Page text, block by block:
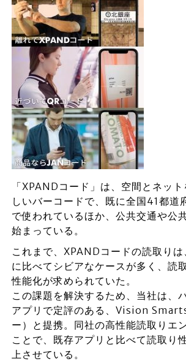
「XPANDコード」は、空間とネッ
しいバーコードで、既に全国41都道
で使われているほか、公共交通や公
始まっている。
これまで、XPANDコードの読取り
に比べてシビアなケースが多く、読
性能化が求められていた。
この課題を解決するため、当社は、
アプリで定評のある、Vision
ー）と提携。同社の高性能読取りエ
ことで、既存アプリと比べて読取り
上させている。